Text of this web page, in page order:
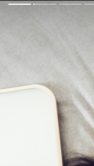
– मॉनसून में यात्रा
– मॉनसून ट्रैवल टिप्स
– मॉनसून सीजन में यात्रा
– बारिश का मौसम में यात्रा
– बारिश में हाइड्रेट रहना
– मॉनसून में हाइड्रेट रहने के टिप्स
– बारिश के मौसम में हाइड्रेट रहने के